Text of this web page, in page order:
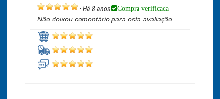
• Há 8 anos Compra verificada
Não deixou comentário para esta avaliação